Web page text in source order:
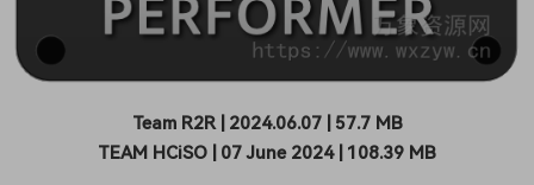
Team R2R | 2024.06.07 | 57.7 MB
TEAM HCiSO | 07 June 2024 | 108.39 MB